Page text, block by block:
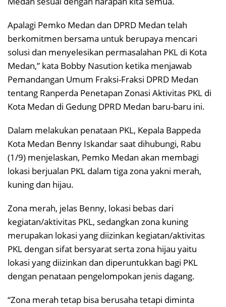
Apalagi Pemko Medan dan DPRD Medan telah
berkomitmen bersama untuk berupaya mencari
solusi dan menyelesikan permasalahan PKL di Kota
Medan,” kata Bobby Nasution ketika menjawab
Pemandangan Umum Fraksi-Fraksi DPRD Medan
tentang Ranperda Penetapan Zonasi Aktivitas PKL di
Kota Medan di Gedung DPRD Medan baru-baru ini.
Dalam melakukan penataan PKL, Kepala Bappeda
Kota Medan Benny Iskandar saat dihubungi, Rabu
(1/9) menjelaskan, Pemko Medan akan membagi
lokasi berjualan PKL dalam tiga zona yakni merah,
kuning dan hijau.
Zona merah, jelas Benny, lokasi bebas dari
kegiatan/aktivitas PKL, sedangkan zona kuning
merupakan lokasi yang diizinkan kegiatan/aktivitas
PKL dengan sifat bersyarat serta zona hijau yaitu
lokasi yang diizinkan dan diperuntukkan bagi PKL
dengan penataan pengelompokan jenis dagang.
“Zona merah tetap bisa berusaha tetapi diminta